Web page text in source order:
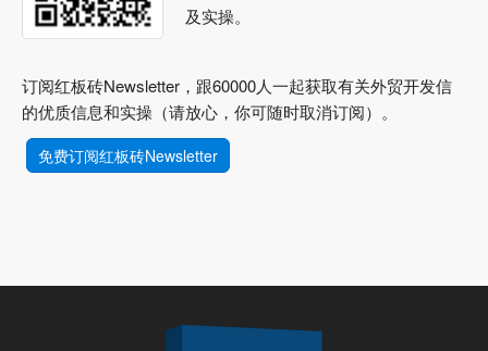
及实操。
订阅红板砖Newsletter，跟60000人一起获取有关外贸开发信
的优质信息和实操（请放心，你可随时取消订阅）。
免费订阅红板砖Newsletter